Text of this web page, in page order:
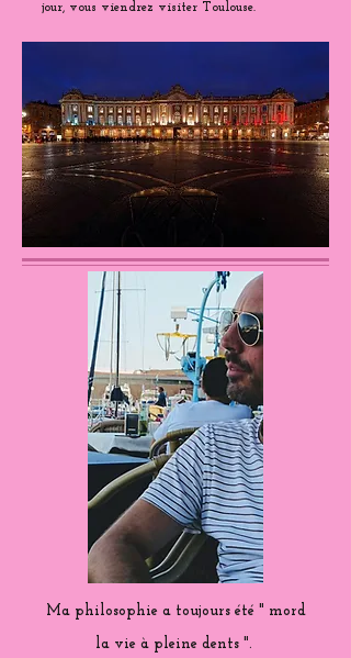
jour, vous viendrez visiter Toulouse.
Ma philosophie a toujours été " mord
la vie à pleine dents ".